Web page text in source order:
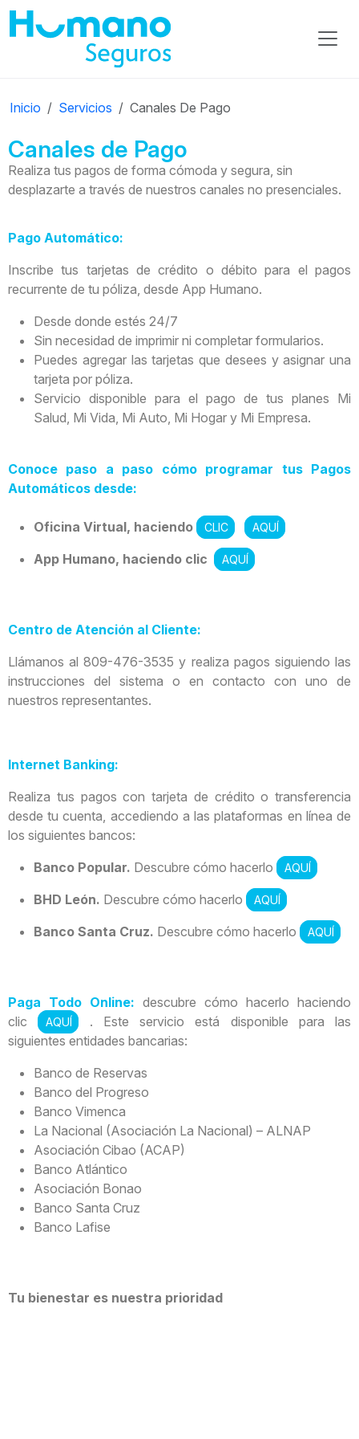
Inicio Servicios Canales De Pago
Canales de Pago
Realiza tus pagos de forma cómoda y segura, sin
desplazarte a través de nuestros canales no presenciales.
Pago Automático:
Inscribe tus tarjetas de crédito o débito para el pagos
recurrente de tu póliza, desde App Humano.
Desde donde estés 24/7
Sin necesidad de imprimir ni completar formularios.
Puedes agregar las tarjetas que desees y asignar una
tarjeta por póliza.
Servicio disponible para el pago de tus planes Mi
Salud, Mi Vida, Mi Auto, Mi Hogar y Mi Empresa.
Conoce paso a paso cómo programar tus Pagos
Automáticos desde:
Oficina Virtual, haciendo CLIC AQUÍ
App Humano, haciendo clic AQUÍ
Centro de Atención al Cliente:
Llámanos al 809-476-3535 y realiza pagos siguiendo las
instrucciones del sistema o en contacto con uno de
nuestros representantes.
Internet Banking:
Realiza tus pagos con tarjeta de crédito o transferencia
desde tu cuenta, accediendo a las plataformas en línea de
los siguientes bancos:
Banco Popular. Descubre cómo hacerlo AQUÍ
BHD León. Descubre cómo hacerlo AQUÍ
Banco Santa Cruz. Descubre cómo hacerlo AQUÍ
Paga Todo Online: descubre cómo hacerlo haciendo
clic AQUÍ
. Este servicio está disponible para las
siguientes entidades bancarias:
Banco de Reservas
Banco del Progreso
Banco Vimenca
La Nacional (Asociación La Nacional) – ALNAP
Asociación Cibao (ACAP)
Banco Atlántico
Asociación Bonao
Banco Santa Cruz
Banco Lafise
Tu bienestar es nuestra prioridad